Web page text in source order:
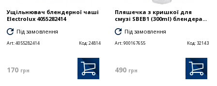
Ущільнювач блендерної чаші
Electrolux 4055282414
Під замовлення
Art:4055282414 Код:24814
170 грн
Пляшечка з кришкої для
смузі SBEB1 (300ml) блендера...
Під замовлення
Art:900167655 Код: 32143
490 грн